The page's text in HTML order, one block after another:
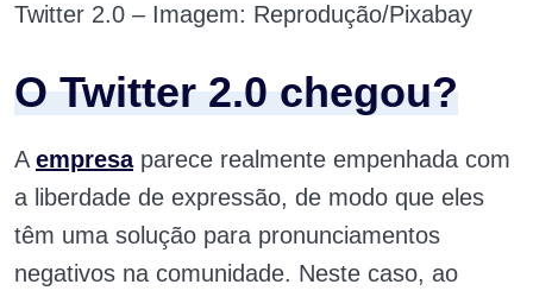
Twitter 2.0 – Imagem: Reprodução/Pixabay
O Twitter 2.0 chegou?
A empresa parece realmente empenhada com
a liberdade de expressão, de modo que eles
têm uma solução para pronunciamentos
negativos na comunidade. Neste caso, ao